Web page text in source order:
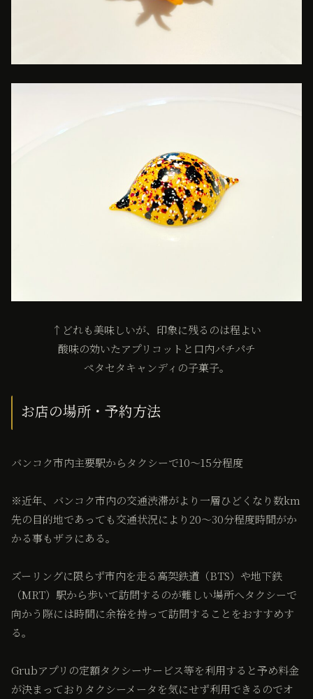
↑どれも美味しいが、印象に残るのは程よい
酸味の効いたアプリコットと口内パチパチ
ペタセタキャンディの子菓子。
お店の場所・予約方法
バンコク市内主要駅からタクシーで10〜15分程度
※近年、バンコク市内の交通渋滞がより一層ひどくなり数km
先の目的地であっても交通状況により20〜30分程度時間がか
かる事もザラにある。
ズーリングに限らず市内を走る高架鉄道（BTS）や地下鉄
（MRT）駅から歩いて訪問するのが難しい場所へタクシーで
向かう際には時間に余裕を持って訪問することをおすすめす
る。
Grubアプリの定額タクシーサービス等を利用すると予め料金
が決まっておりタクシーメータを気にせず利用できるのでオ